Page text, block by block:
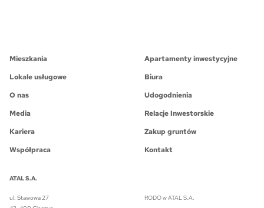
Mieszkania
Apartamenty inwestycyjne
Lokale usługowe
Biura
O nas
Udogodnienia
Media
Relacje Inwestorskie
Kariera
Zakup gruntów
Współpraca
Kontakt
ATAL S.A.
ul. Stawowa 27
RODO w ATAL S.A.